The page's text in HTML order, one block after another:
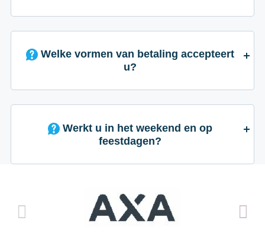
Welke vormen van betaling accepteert
u?
Werkt u in het weekend en op
feestdagen?